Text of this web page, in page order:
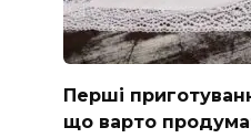
Перші
що варто